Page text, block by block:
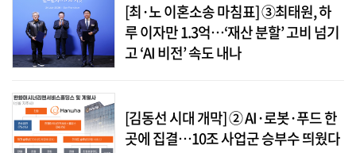
[최·노 이혼소송 마침표] ③최태원, 하
루 이자만 1.3억…‘재산 분할’ 고비 넘기
고 ‘AI 비전’ 속도 내나
[김동선 시대 개막] ② AI·로봇·푸드 한
곳에 집결…10조 사업군 승부수 띄웠다